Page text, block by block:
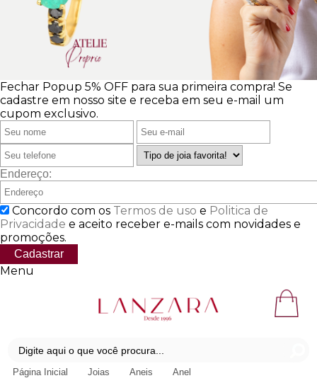
Fechar Popup 5% OFF para sua primeira compra! Se
cadastre em nosso site e receba em seu e-mail um
cupom exclusivo.
Endereço:
Concordo com os Termos de uso e Politica de
Privacidade e aceito receber e-mails com novidades e
promoções.
Cadastrar
Menu
Página Inicial Joias Aneis Anel